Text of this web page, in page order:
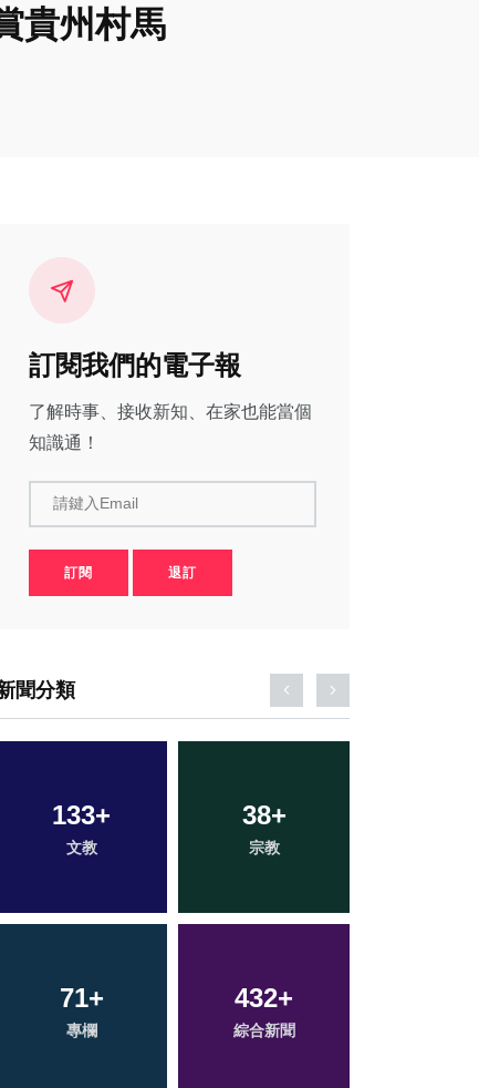
貴州村馬
訂閱我們的電子報
了解時事、接收新知、在家也能當個
知識通！
請鍵入Email
訂閱 退訂
聞分類
133+
文教
38+
宗教
71+
專欄
432+
綜合新聞
42+
農業
93+
旅遊
21+
科技新知
1+
大陸